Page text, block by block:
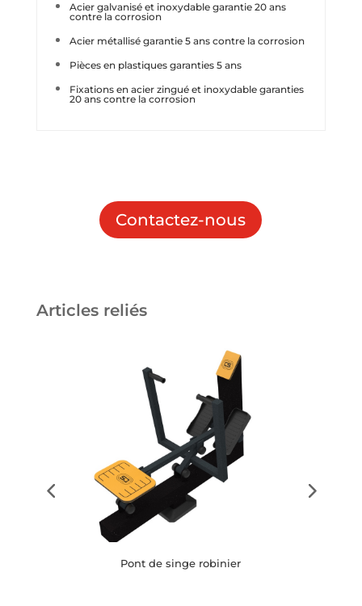
Acier galvanisé et inoxydable garantie 20 ans
contre la corrosion
Acier métallisé garantie 5 ans contre la corrosion
Pièces en plastiques garanties 5 ans
Fixations en acier zingué et inoxydable garanties
20 ans contre la corrosion
Contactez-nous
Articles reliés
Pont de singe robinier